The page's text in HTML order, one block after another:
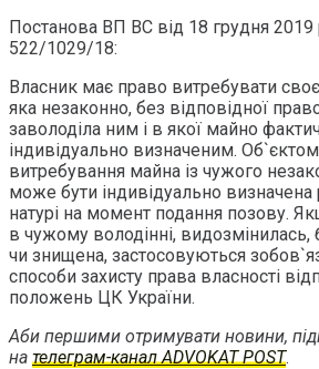
Постанова ВП ВС від 18 грудня
522/1029/18:
Власник має право витребувати
яка незаконно, без відповідної
заволоділа ним і в якої майно
індивідуально визначеним.
витребування майна із чужого
може бути індивідуально визначена
натурі на момент подання позову.
в чужому володінні, видозмінилась,
чи знищена, застосовуються
способи захисту права власності
положень ЦК України.
Аби першими отримувати новини,
на телеграм-канал ADVOKAT POST.